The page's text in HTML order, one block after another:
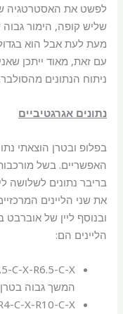
לפשט את האסטרטגיה
שליש קופה, הימור
מעת לעת אבל הוא בגדול או 125% או
עם זאת, מאוד ייתכן
ניתוח הנתונים מהסולבר.
נתונים אגרגטיביים
בפלופ ובטרן הוצאתי
האפשריים. בשל
בריבר נתונים לשלושה
את שני הליינים
ובנוסף ליין של
הליינים הם:
המשך גבוה